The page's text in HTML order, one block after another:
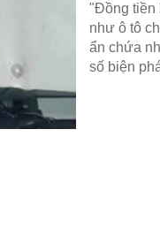
"Đồng tiền
như ô tô
ẩn chứa
số biện